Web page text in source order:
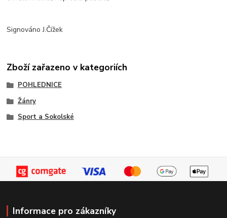
Signováno J.Čížek
Zboží zařazeno v kategoriích
POHLEDNICE
Žánry
Sport a Sokolské
Informace pro zákazníky